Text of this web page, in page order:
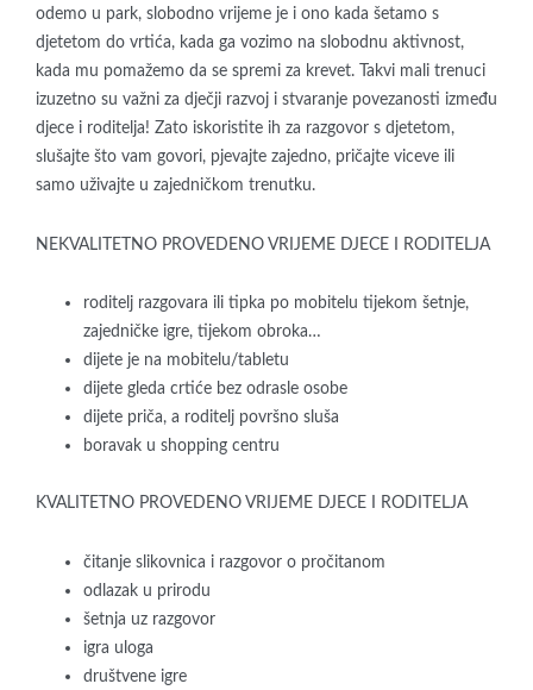
odemo u park, slobodno vrijeme je i ono kada šetamo s
djetetom do vrtića, kada ga vozimo na slobodnu aktivnost,
kada mu pomažemo da se spremi za krevet. Takvi mali trenuci
izuzetno su važni za dječji razvoj i stvaranje povezanosti između
djece i roditelja! Zato iskoristite ih za razgovor s djetetom,
slušajte što vam govori, pjevajte zajedno, pričajte viceve ili
samo uživajte u zajedničkom trenutku.
NEKVALITETNO PROVEDENO VRIJEME DJECE I RODITELJA
roditelj razgovara ili tipka po mobitelu tijekom šetnje,
zajedničke igre, tijekom obroka…
dijete je na mobitelu/tabletu
dijete gleda crtiće bez odrasle osobe
dijete priča, a roditelj površno sluša
boravak u shopping centru
KVALITETNO PROVEDENO VRIJEME DJECE I RODITELJA
čitanje slikovnica i razgovor o pročitanom
odlazak u prirodu
šetnja uz razgovor
igra uloga
društvene igre